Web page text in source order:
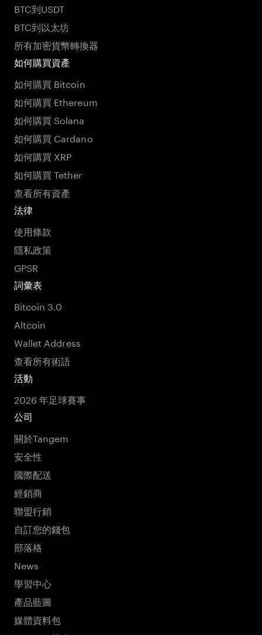
BTC到USDT
BTC到以太坊
所有加密貨幣轉換器
如何購買資產
如何購買 Bitcoin
如何購買 Ethereum
如何購買 Solana
如何購買 Cardano
如何購買 XRP
如何購買 Tether
查看所有資產
法律
使用條款
隱私政策
GPSR
詞彙表
Bitcoin 3.0
Altcoin
Wallet Address
查看所有術語
活動
2026 年足球賽事
公司
關於Tangem
安全性
國際配送
經銷商
聯盟行銷
自訂您的錢包
部落格
News
學習中心
產品藍圖
媒體資料包